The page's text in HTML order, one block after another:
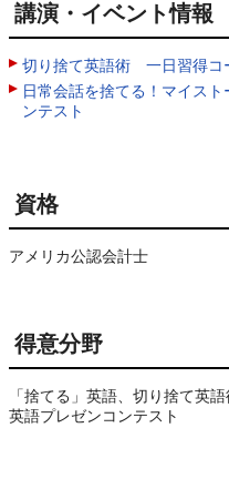
講演・イベント情報
切り捨て英語術 一日習得コ
日常会話を捨てる！マイス
ンテスト
資格
アメリカ公認会計士
得意分野
「捨てる」英語、切り捨て英
英語プレゼンコンテスト